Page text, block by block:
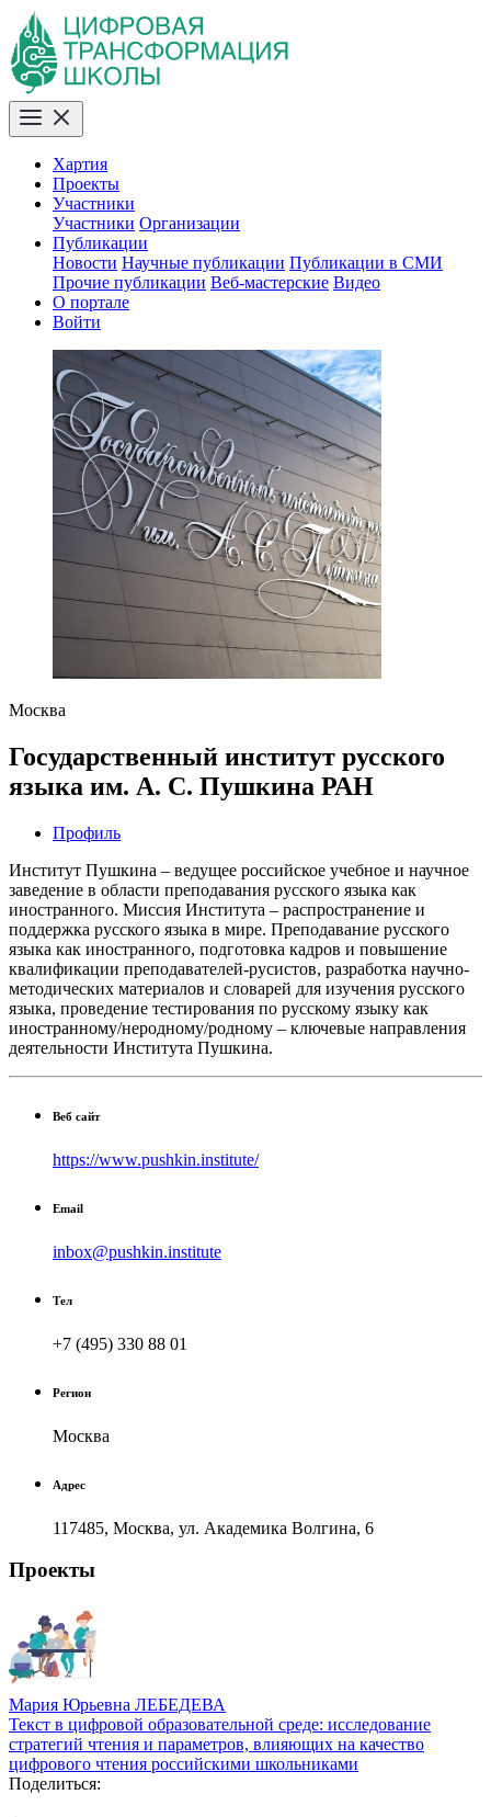
Хартия
Проекты
Участники
Участники Организации
Публикации
Новости Научные публикации Публикации в СМИ
Прочие публикации Веб-мастерские Видео
О портале
Войти
Москва
Государственный институт русского
языка им. А. С. Пушкина РАН
Профиль
Институт Пушкина – ведущее российское учебное и научное
заведение в области преподавания русского языка как
иностранного. Миссия Института – распространение и
поддержка русского языка в мире. Преподавание русского
языка как иностранного, подготовка кадров и повышение
квалификации преподавателей-русистов, разработка научно-
методических материалов и словарей для изучения русского
языка, проведение тестирования по русскому языку как
иностранному/неродному/родному – ключевые направления
деятельности Института Пушкина.
Веб сайт
https://www.pushkin.institute/
Email
inbox@pushkin.institute
Тел
+7 (495) 330 88 01
Регион
Москва
Адрес
117485, Москва, ул. Академика Волгина, 6
Проекты
Мария Юрьевна ЛЕБЕДЕВА
Текст в цифровой образовательной среде: исследование
стратегий чтения и параметров, влияющих на качество
цифрового чтения российскими школьниками
Поделиться: